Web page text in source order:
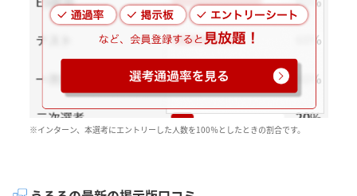
※インターン、本選考にエントリーした人数を100％としたときの割合です。